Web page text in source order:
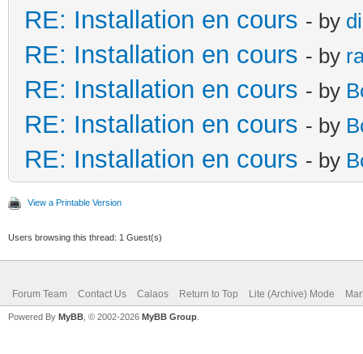
RE: Installation en cours - by
RE: Installation en cours - by
RE: Installation en cours - by
RE: Installation en cours - by
RE: Installation en cours - by
View a Printable Version
Users browsing this thread: 1 Guest(s)
Forum Team Contact Us Calaos Return to Top Lite (Archive) Mode
Powered By MyBB , © 2002-2026 MyBB Group